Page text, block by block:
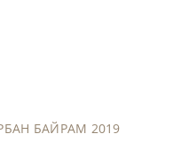
БАЙРАМ 2019